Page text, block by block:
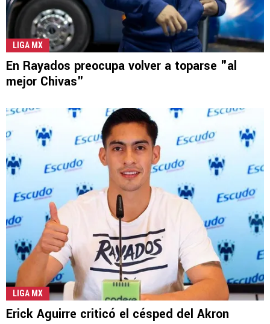
LIGA MX
En Rayados preocupa volver a toparse "al
mejor Chivas"
LIGA MX
Erick Aguirre criticó el césped del Akron